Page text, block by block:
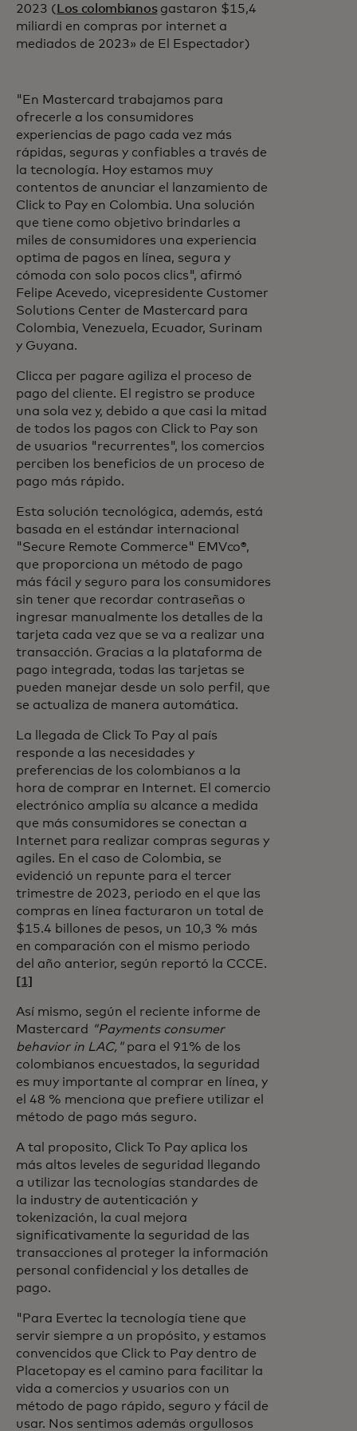
2023 ( Los colombianosgastaron $15,4
miliardi en compras por internet a
mediados de 2023» de El Espectador)
"En Mastercard trabajamos para
ofrecerle a los consumidores
experiencias de pago cada vez más
rápidas, seguras y confiables a través de
la tecnología. Hoy estamos muy
contentos de anunciar el lanzamiento de
Click to Pay en Colombia. Una solución
que tiene como objetivo brindarles a
miles de consumidores una experiencia
optima de pagos en línea, segura y
cómoda con solo pocos clics", afirmó
Felipe Acevedo, vicepresidente Customer
Solutions Center de Mastercard para
Colombia, Venezuela, Ecuador, Surinam
y Guyana.
Clicca per pagare agiliza el proceso de
pago del cliente. El registro se produce
una sola vez y, debido a que casi la mitad
de todos los pagos con Click to Pay son
de usuarios "recurrentes", los comercios
perciben los beneficios de un proceso de
pago más rápido.
Esta solución tecnológica, además, está
basada en el estándar internacional
"Secure Remote Commerce" EMVco®,
que proporciona un método de pago
más fácil y seguro para los consumidores
sin tener que recordar contraseñas o
ingresar manualmente los detalles de la
tarjeta cada vez que se va a realizar una
transacción. Gracias a la plataforma de
pago integrada, todas las tarjetas se
pueden manejar desde un solo perfil, que
se actualiza de manera automática.
La llegada de Click To Pay al país
responde a las necesidades y
preferencias de los colombianos a la
hora de comprar en Internet. El comercio
electrónico amplía su alcance a medida
que más consumidores se conectan a
Internet para realizar compras seguras y
agiles. En el caso de Colombia, se
evidenció un repunte para el tercer
trimestre de 2023, periodo en el que las
compras en línea facturaron un total de
$15.4 billones de pesos, un 10,3 % más
en comparación con el mismo periodo
del año anterior, según reportó la CCCE.
[1]
Así mismo, según el reciente informe de
Mastercard
"Payments consumer
behavior in LAC,"para el 91% de los
colombianos encuestados, la seguridad
es muy importante al comprar en línea, y
el 48 % menciona que prefiere utilizar el
método de pago más seguro.
A tal proposito, Click To Pay aplica los
más altos leveles de seguridad llegando
a utilizar las tecnologías standardes de
la industry de autenticación y
tokenización, la cual mejora
significativamente la seguridad de las
transacciones al proteger la información
personal confidencial y los detalles de
pago.
"Para Evertec la tecnología tiene que
servir siempre a un propósito, y estamos
convencidos que Click to Pay dentro de
Placetopay es el camino para facilitar la
vida a comercios y usuarios con un
método de pago rápido, seguro y fácil de
usar. Nos sentimos además orgullosos